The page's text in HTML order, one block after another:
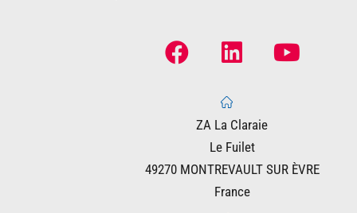
ZA La Claraie
Le Fuilet
49270 MONTREVAULT SUR ÈVRE
France